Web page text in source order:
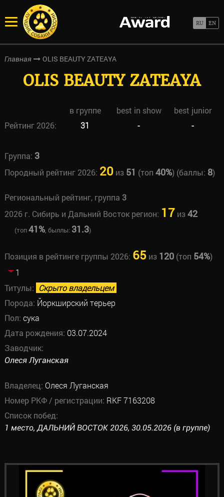
Главная OLIS BEAUTY ZATEAYA
OLIS BEAUTY ZATEAYA
в группе best in show
best junior
Рейтинг 2026:
31 - -
Группа: 3
Породный рейтинг 2026: 20из 51 (топ 40%) (баллы: 8)
Региональный рейтинг, группа 3
2026 г. Сибирь и Дальний Восток регион: 17 из42
(топ41%, быллы: 31.3)
Позиция в рейтинге группы 2026: 65из 120(топ 54%)
1
Титулы: Скрыто владельцем
Порода: Йоркширский терьер
Пол: сука
Дата рождения: 03.07.2024
Заводчик:
Олеся Луганская
Владелец: Олеся Луганская
Номер РКФ / регистрации: RKF 7163208
Список побед:
1 место, ДАЛЬНИЙ ВОСТОК 2026, 30.05.2026 (в группе)